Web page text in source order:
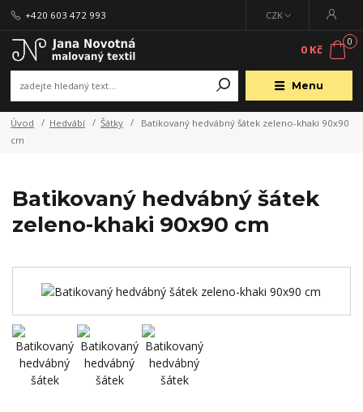
Menu
CZK
+420 603 472 993
0
0 Kč
Úvod Hedvábí Šátky
Batikovaný hedvábný šátek zeleno-khaki 90x90
cm
Batikovaný hedvábný šátek
zeleno-khaki 90x90 cm